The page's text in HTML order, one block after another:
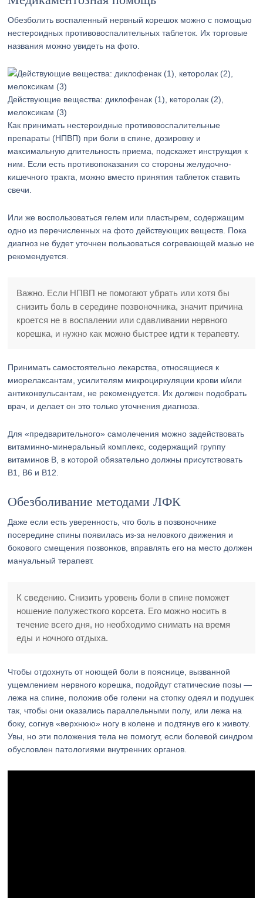
Обезболить воспаленный нервный корешок можно с помощью
нестероидных противовоспалительных таблеток. Их торговые
названия можно увидеть на фото.
Действующие вещества: диклофенак (1), кеторолак (2),
мелоксикам (3)
Как принимать нестероидные противовоспалительные
препараты (НПВП) при боли в спине, дозировку и
максимальную длительность приема, подскажет инструкция к
ним. Если есть противопоказания со стороны желудочно-
кишечного тракта, можно вместо принятия таблеток ставить
свечи.
Или же воспользоваться гелем или пластырем, содержащим
одно из перечисленных на фото действующих веществ. Пока
диагноз не будет уточнен пользоваться согревающей мазью не
рекомендуется.
Важно. Если НПВП не помогают убрать или хотя бы
снизить боль в середине позвоночника, значит причина
кроется не в воспалении или сдавливании нервного
корешка, и нужно как можно быстрее идти к терапевту.
Принимать самостоятельно лекарства, относящиеся к
миорелаксантам, усилителям микроциркуляции крови и/или
антиконвульсантам, не рекомендуется. Их должен подобрать
врач, и делает он это только уточнения диагноза.
Для «предварительного» самолечения можно задействовать
витаминно-минеральный комплекс, содержащий группу
витаминов В, в которой обязательно должны присутствовать
В1, В6 и В12.
Обезболивание методами ЛФК
Даже если есть уверенность, что боль в позвоночнике
посередине спины появилась из-за неловкого движения и
бокового смещения позвонков, вправлять его на место должен
мануальный терапевт.
К сведению. Снизить уровень боли в спине поможет
ношение полужесткого корсета. Его можно носить в
течение всего дня, но необходимо снимать на время
еды и ночного отдыха.
Чтобы отдохнуть от ноющей боли в пояснице, вызванной
ущемлением нервного корешка, подойдут статические позы —
лежа на спине, положив обе голени на стопку одеял и подушек
так, чтобы они оказались параллельными полу, или лежа на
боку, согнув «верхнюю» ногу в колене и подтянув его к животу.
Увы, но эти положения тела не помогут, если болевой синдром
обусловлен патологиями внутренних органов.